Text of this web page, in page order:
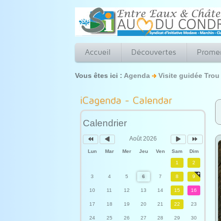
Accueil Découvertes
Vous êtes ici : Agenda Visite guidée Trou
iCagenda - Calendar
Calendrier
Août 2026
Lun Mar Mer Jeu Ven Sam Dim
1 2
3 4 5 6 7 8 9
10 11 12 13 14 15 16
17 18 19 20 21 22 23
24 25 26 27 28 29 30